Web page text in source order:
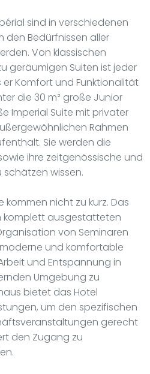
sind in verschiedenen
den Bedürfnissen aller
Von klassischen
geräumigen Suiten ist jeder
Komfort und Funktionalität
die 30 m² große Junior
Imperial Suite mit privater
Rahmen
Sie werden die
ihre zeitgenössische und
wissen.
nicht zu kurz. Das
komplett ausgestatteten
von Seminaren
und komfortable
und Entspannung in
Umgebung zu
bietet das Hotel
um den spezifischen
gerecht
den Zugang zu